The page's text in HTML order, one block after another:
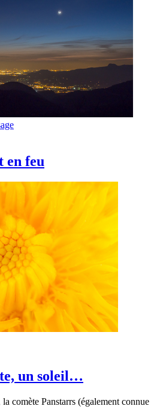
en feu
un soleil…
comète Panstarrs (également connue